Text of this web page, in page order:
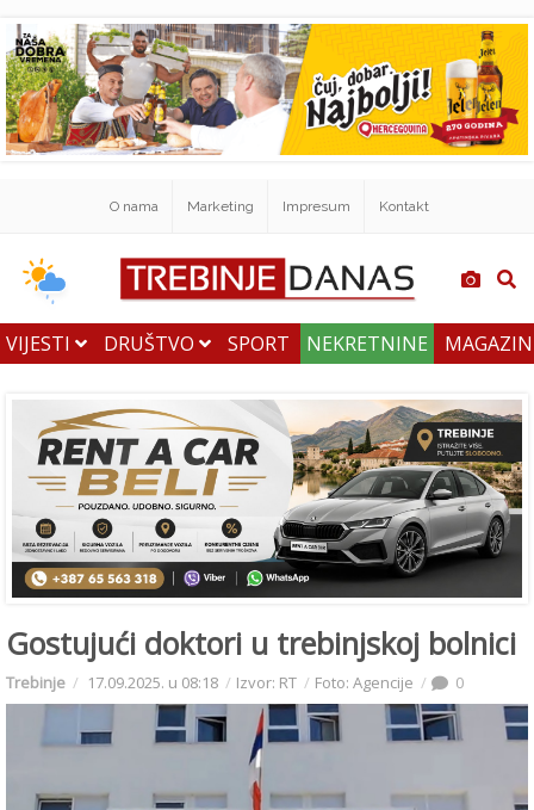
O nama Marketing Impresum Kontakt
VIJESTI DRUŠTVO SPORT NEKRETNINE
Gostujući doktori u trebinjskoj bolnici
Trebinje 17.09.2025. u 08:18 Izvor: RT Foto: Agencije 0